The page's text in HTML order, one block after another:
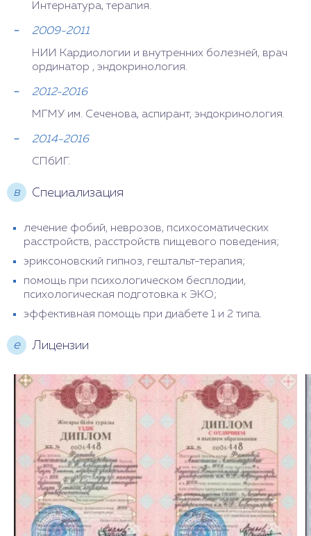
Интернатура, терапия.
2009-2011
НИИ Кардиологии и внутренних болезней, врач
ординатор , эндокринология.
2012-2016
МГМУ им. Сеченова, аспирант, эндокринология.
2014-2016
СПбИГ.
в Специализация
лечение фобий, неврозов, психосоматических
расстройств, расстройств пищевого поведения;
эриксоновский гипноз, гештальт-терапия;
помощь при психологическом бесплодии,
психологическая подготовка к ЭКО;
эффективная помощь при диабете 1 и 2 типа.
е Лицензии